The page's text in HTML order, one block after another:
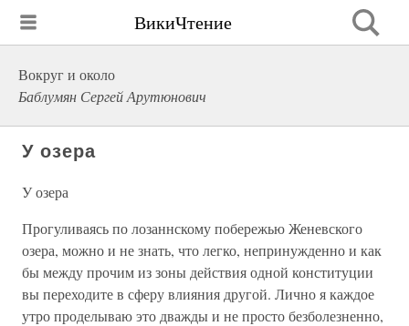
ВикиЧтение
Вокруг и около
Баблумян Сергей Арутюнович
У озера
У озера
Прогуливаясь по лозаннскому побережью Женевского
озера, можно и не знать, что легко, непринужденно и как
бы между прочим из зоны действия одной конституции
вы переходите в сферу влияния другой. Лично я каждое
утро проделываю это дважды и не просто безболезненно,